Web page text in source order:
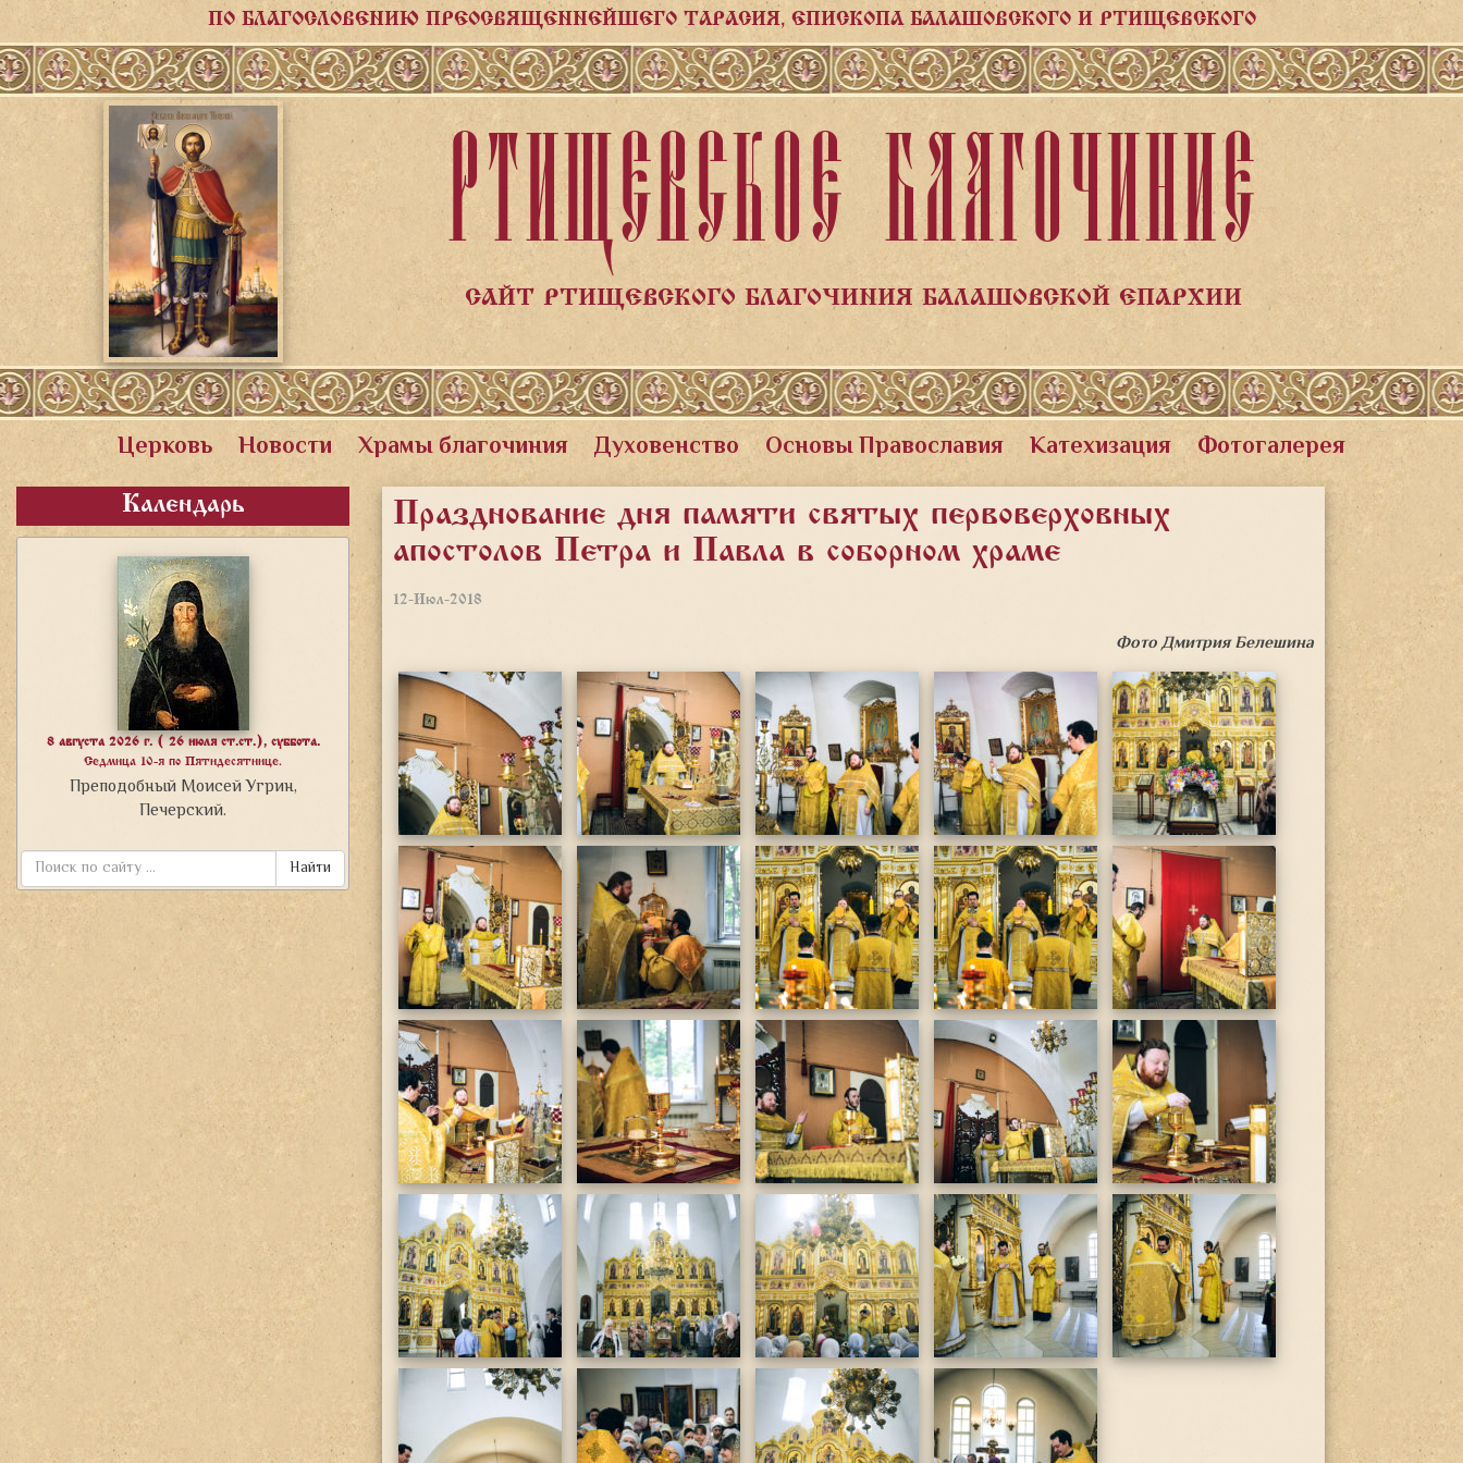
ПО БЛАГОСЛОВЕНИЮ ПРЕОСВЯЩЕННЕЙШЕГО ТАРАСИЯ, ЕПИСКОПА БАЛАШОВСКОГО И РТИЩЕВСКОГО
РТИЩЕВСКОЕ БЛАГОЧИНИЕ
САЙТ РТИЩЕВСКОГО БЛАГОЧИНИЯ БАЛАШОВСКОЙ ЕПАРХИИ
Церковь Новости Храмы благочиния Духовенство Основы Православия Катехизация Фотогалерея
Календарь
8 августа 2026 г. ( 26 июля ст.ст.), суббота.
Седмица 10-я по Пятидесятнице.
Преподобный Моисей Угрин,
Печерский.
Найти
Празднование дня памяти святых первоверховных
апостолов Петра и Павла в соборном храме
12-Июл-2018
Фото Дмитрия Белешина